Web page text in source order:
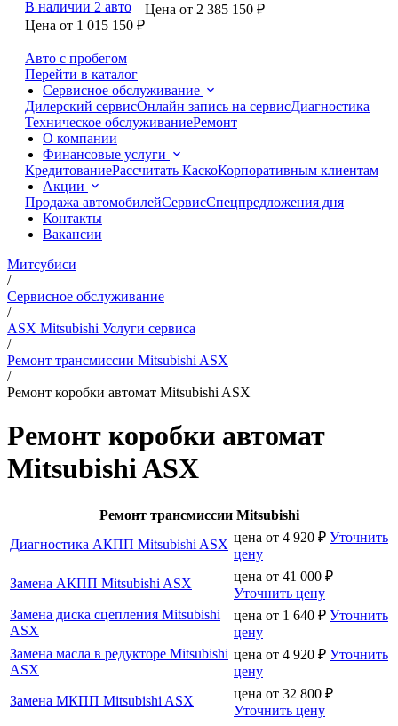
В наличии 2 авто
Цена от 1 015 150 ₽
Цена от 2 385 150 ₽
Авто с пробегом
Перейти в каталог
Сервисное обслуживание
Дилерский сервисОнлайн запись на сервисДиагностика
Техническое обслуживаниеРемонт
О компании
Финансовые услуги
КредитованиеРассчитать КаскоКорпоративным клиентам
Акции
Продажа автомобилейСервисСпецпредложения дня
Контакты
Вакансии
Митсубиси
/
Сервисное обслуживание
/
ASX Mitsubishi Услуги сервиса
/
Ремонт трансмиссии Mitsubishi ASX
/
Ремонт коробки автомат Mitsubishi ASX
Ремонт коробки автомат
Mitsubishi ASX
Ремонт трансмиссии Mitsubishi
Диагностика АКПП Mitsubishi ASX цена от 4 920 ₽ Уточнить
цену
Замена АКПП Mitsubishi ASX
цена от 41 000 ₽
Уточнить цену
Замена диска сцепления Mitsubishi
ASX
цена от 1 640 ₽ Уточнить
цену
Замена масла в редукторе Mitsubishi
ASX
цена от 4 920 ₽ Уточнить
цену
Замена МКПП Mitsubishi ASX
цена от 32 800 ₽
Уточнить цену